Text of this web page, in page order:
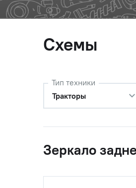
Схемы
Тип техники
Тракторы
Зеркало